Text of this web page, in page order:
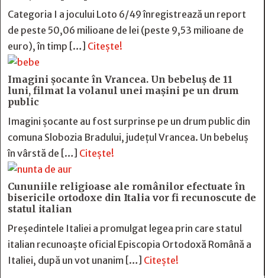
Categoria I a jocului Loto 6/49 înregistrează un report
de peste 50,06 milioane de lei (peste 9,53 milioane de
euro), în timp […] Citește!
Imagini șocante în Vrancea. Un bebeluș de 11
luni, filmat la volanul unei mașini pe un drum
public
Imagini șocante au fost surprinse pe un drum public din
comuna Slobozia Bradului, județul Vrancea. Un bebeluș
în vârstă de […] Citește!
Cununiile religioase ale românilor efectuate în
bisericile ortodoxe din Italia vor fi recunoscute de
statul italian
Președintele Italiei a promulgat legea prin care statul
italian recunoaște oficial Episcopia Ortodoxă Română a
Italiei, după un vot unanim […] Citește!